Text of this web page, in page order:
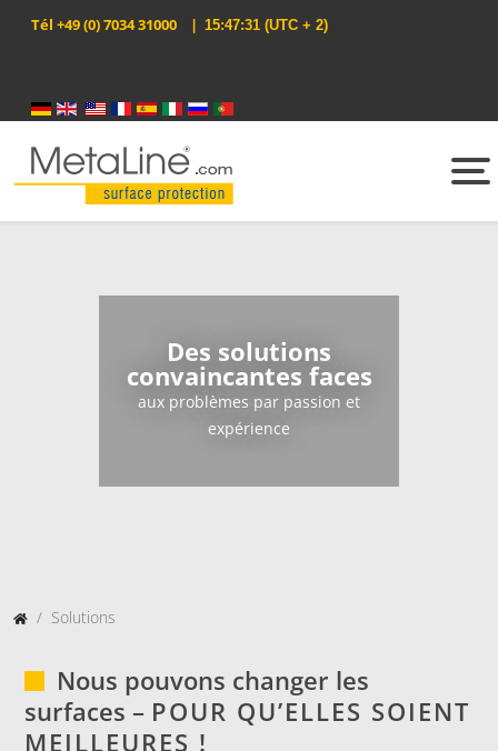
Tél +49 (0) 7034 31000 | 15:47:31 (UTC + 2)
Des solutions
convaincantes faces
aux problèmes par passion et
expérience
Solutions
Nous pouvons changer les
surfaces – POUR QU’ELLES SOIENT
MEILLEURES !